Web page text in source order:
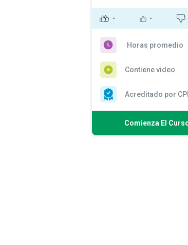
- -
Horas promedio
Contiene video
Acreditado por
Comienza El